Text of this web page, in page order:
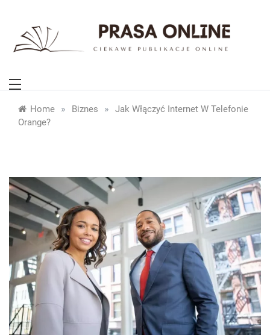
content
PrasaOnline.eu
Home » Biznes »
Jak Włączyć Internet W Telefonie
Orange?